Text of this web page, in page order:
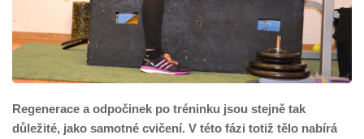
Regenerace a odpočinek po tréninku jsou stejně tak
důležité, jako samotné cvičení. V této fázi totiž tělo nabírá